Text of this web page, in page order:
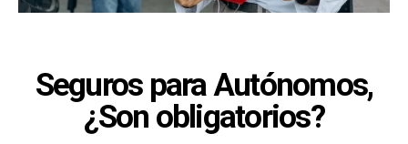
Seguros para Autónomos,
¿Son obligatorios?